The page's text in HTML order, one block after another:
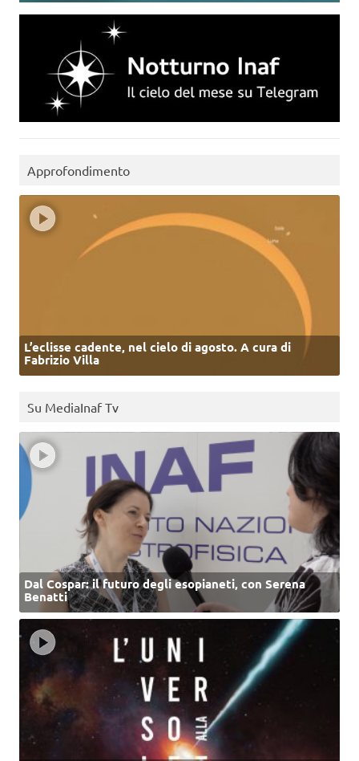
Approfondimento
L’eclisse cadente, nel cielo di agosto. A cura di
Fabrizio Villa
Su MediaInaf Tv
Dal Cospar: il futuro degli esopianeti, con Serena
Benatti